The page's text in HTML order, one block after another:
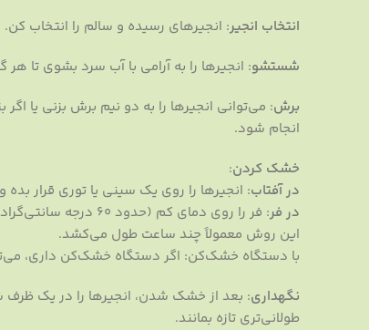
انتخاب انجیر: انجیرهای رسیده و سالم را انتخاب کن.
شستشو: انجیرها را به آرامی با آب سرد بشوی تا هر
برش: می‌توانی انجیرها را به دو نیم برش بزنی
انجام شود.
خشک کردن:
در آفتاب: انجیرها را روی یک سینی یا توری قرار
در فر
: فر را روی دمای
این روش معمولاً چند ساعت طول می‌کشد.
با دستگاه خشک‌کن: اگر دستگاه خشک‌کن داری،
نگهداری: بعد از خشک شدن، انجیرها را در یک
طولانی‌تری تازه بمانند.